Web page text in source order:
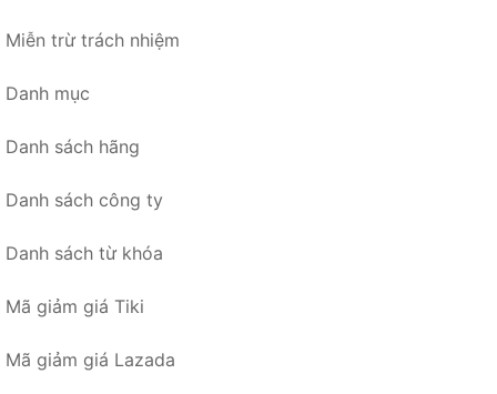
Miễn trừ trách nhiệm
Danh mục
Danh sách hãng
Danh sách công ty
Danh sách từ khóa
Mã giảm giá Tiki
Mã giảm giá Lazada